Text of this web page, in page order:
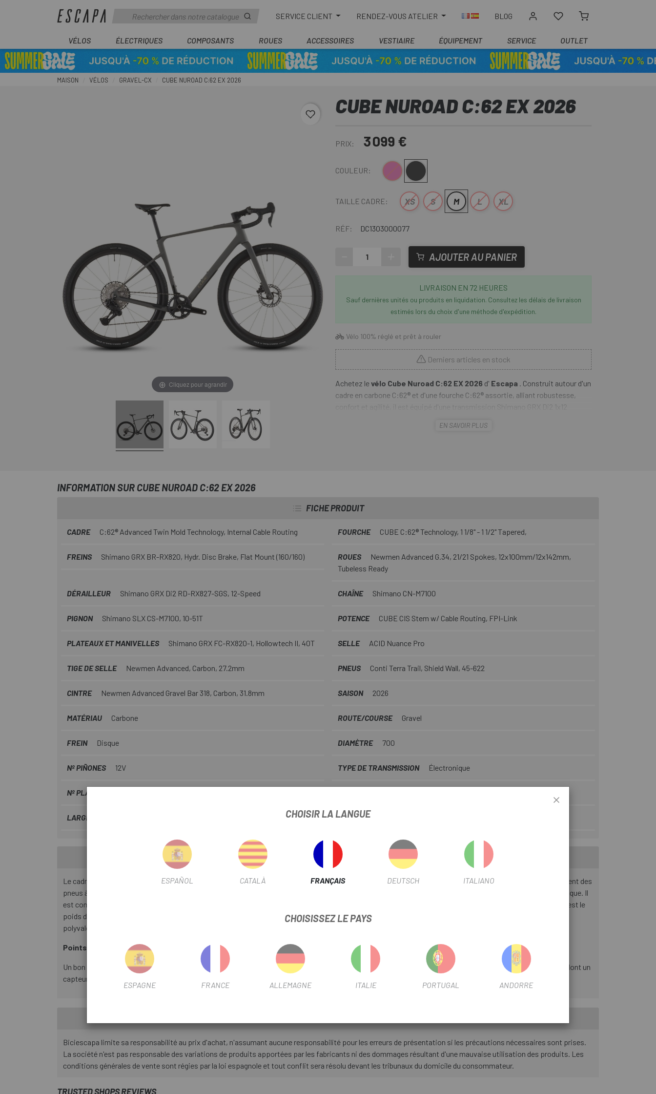
SERVICE CLIENT RENDEZ-VOUS ATELIER BLOG
VÉLOS ÉLECTRIQUES COMPOSANTS ROUES ACCESSOIRES VESTIAIRE ÉQUIPEMENT SERVICE OUTLET
MAISON VÉLOS GRAVEL-CX CUBE NUROAD C:62 EX 2026
favorite_border
Cliquez pour agrandir
CUBE NUROAD C:62 EX 2026
PRIX: 3 099 €
COULEUR: Rose Gris Foncé
TAILLE CADRE: XS S M L XL
RÉF: DC1303000077
AJOUTER AU PANIER
LIVRAISON EN 72 HEURES
Sauf dernières unités ou produits en liquidation. Consultez les délais de livraison
estimés lors du choix d'une méthode d'expédition.
Vélo 100% réglé et prêt à rouler
Derniers articles en stock
Achetez levélo Cube Nuroad C:62 EX 2026 d' Escapa . Construit autour d'un
cadre en carbone C:62® et d'une fourche C:62® assortie, alliant robustesse,
confort et agilité, il est équipé d'une transmission Shimano GRX Di2 1x12
compatibles sont associés à des pneus Continental Terra Trail adhérents de 45
EN SAVOIR PLUS
INFORMATION SUR CUBE NUROAD C:62 EX 2026
FICHE PRODUIT
CADRE C:62® Advanced Twin Mold Technology, Internal Cable Routing FOURCHE CUBE C:62® Technology, 1 1/8" - 1 1/2" Tapered,
FREINS Shimano GRX BR-RX820, Hydr. Disc Brake, Flat Mount (160/160) ROUES
Newmen Advanced G.34, 21/21 Spokes, 12x100mm/12x142mm,
Tubeless Ready
DÉRAILLEUR Shimano GRX Di2 RD-RX827-SGS, 12-Speed CHAÎNE Shimano CN-M7100
PIGNON Shimano SLX CS-M7100, 10-51T POTENCE CUBE CIS Stem w/ Cable Routing, FPI-Link
PLATEAUX ET MANIVELLES Shimano GRX FC-RX820-1, Hollowtech II, 40T SELLE ACID Nuance Pro
TIGE DE SELLE Newmen Advanced, Carbon, 27.2mm PNEUS Conti Terra Trail, Shield Wall, 45-622
CINTRE Newmen Advanced Gravel Bar 318, Carbon, 31.8mm SAISON 2026
MATÉRIAU Carbone ROUTE/COURSE Gravel
FREIN Disque DIAMÈTRE 700
Nº PIÑONES 12V TYPE DE TRANSMISSION Électronique
Nº PLATEAU
LARGEUR MOYEU DIÁMETRO DISCO
INFORMATION PRODUIT
Le cadre Nuroad C:62 reprend tout ce que nous savons sur les cadres gravel en carbone et le propulse au niveau supérieur. Nous avons augmenté le dégagement des
pneus à 50 mm (45 mm avec garde-boue). Nous avons intégré un collier de tige de selle et des câbles semi-intégrés pour compléter son look élégant et organique. Il
est compatible UDH pour encore plus de polyvalence et d'évolutivité. La fourche C:62® Carbon offre deux positions de montage pour porte-bagages. Et quel est le
poids du cadre avec toutes ces innovations pratiques ? C'est un cadre de taille moyenne avec seulement 1 150 g. Robuste et pourtant extrêmement léger. La
polyvalence redéfinie pour une nouvelle ère d'exploration gravel .
Points forts
Un bon vélo gravel doit être robuste, mais aussi léger. Doté d'un cadre en carbone C:62® élégant et pratique et de composants soigneusement sélectionnés, dont un
capteur de puissance, le Nuroad C:62 EX allie agilité, performances robustes et polyvalence pour rouler et courir hors des sentiers battus.
Biciescapa limite sa responsabilité au prix d'achat, n'assumant aucune responsabilité pour les erreurs de présentation si les précautions nécessaires sont prises.
La société n'est pas responsable des variations de produits apportées par les fabricants ni des dommages résultant d'une mauvaise utilisation des produits. Les
conditions générales de vente sont régies par la loi espagnole et tout conflit sera résolu devant les tribunaux du domicile du consommateur.
TRUSTED SHOPS REVIEWS
CHOISIR LA LANGUE
ESPAÑOL CATALÀ FRANÇAIS DEUTSCH ITALIANO
CHOISISSEZ LE PAYS
ESPAGNE FRANCE ALLEMAGNE ITALIE PORTUGAL ANDORRE